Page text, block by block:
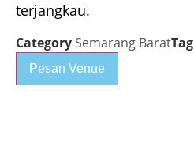
terjangkau.
Category Semarang BaratTag
Pesan Venue